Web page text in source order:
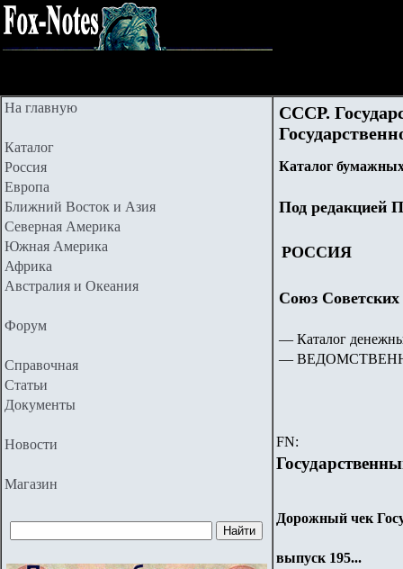
На главную
Каталог
Россия
Европа
Ближний Восток и Азия
Северная Америка
Южная Америка
Африка
Австралия и Океания
Форум
Справочная
Статьи
Документы
Новости
Магазин
СССР.
Каталог
Под редакцией
РОССИЯ
Союз
— Каталог
—
FN:
Дорожный чек
выпуск 195...